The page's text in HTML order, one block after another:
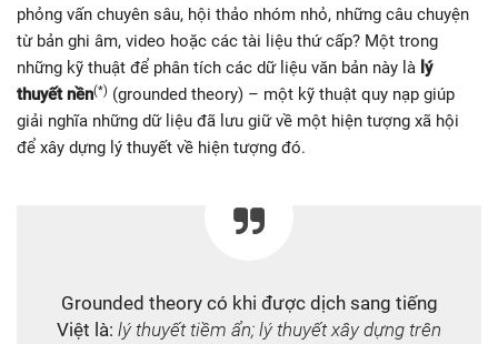
phỏng vấn chuyên sâu, hội thảo nhóm nhỏ, những câu chuyện
từ bản ghi âm, video hoặc các tài liệu thứ cấp? Một trong
những kỹ thuật để phân tích các dữ liệu văn bản này là lý
thuyết nền(*) (grounded theory) – một kỹ thuật quy nạp giúp
giải nghĩa những dữ liệu đã lưu giữ về một hiện tượng xã hội
để xây dựng lý thuyết về hiện tượng đó.
Grounded theory có khi được dịch sang tiếng
Việt là: lý thuyết tiềm ẩn; lý thuyết xây dựng trên